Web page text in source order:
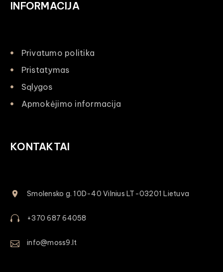
INFORMACIJA
Privatumo politika
Pristatymas
Sąlygos
Apmokėjimo informacija
KONTAKTAI
Smolensko g. 10D-40 Vilnius LT-03201 Lietuva
+370 687 64058
info@moss9.lt